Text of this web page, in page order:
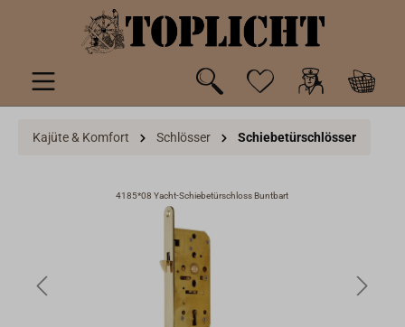
springen
Kajüte & Komfort Schlösser Schiebetürschlösser
4185*08 Yacht-Schiebetürschloss Buntbart